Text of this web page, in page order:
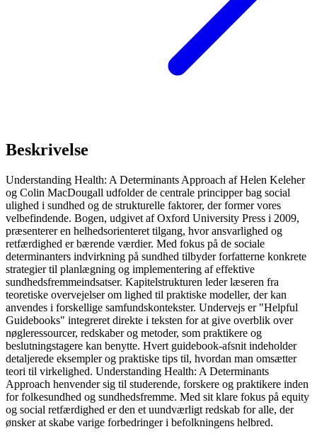
Beskrivelse
Understanding Health: A Determinants Approach af Helen Keleher
og Colin MacDougall udfolder de centrale principper bag social
ulighed i sundhed og de strukturelle faktorer, der former vores
velbefindende. Bogen, udgivet af Oxford University Press i 2009,
præsenterer en helhedsorienteret tilgang, hvor ansvarlighed og
retfærdighed er bærende værdier. Med fokus på de sociale
determinanters indvirkning på sundhed tilbyder forfatterne konkrete
strategier til planlægning og implementering af effektive
sundhedsfremmeindsatser. Kapitelstrukturen leder læseren fra
teoretiske overvejelser om lighed til praktiske modeller, der kan
anvendes i forskellige samfundskontekster. Undervejs er "Helpful
Guidebooks" integreret direkte i teksten for at give overblik over
nøgleressourcer, redskaber og metoder, som praktikere og
beslutningstagere kan benytte. Hvert guidebook-afsnit indeholder
detaljerede eksempler og praktiske tips til, hvordan man omsætter
teori til virkelighed. Understanding Health: A Determinants
Approach henvender sig til studerende, forskere og praktikere inden
for folkesundhed og sundhedsfremme. Med sit klare fokus på equity
og social retfærdighed er den et uundværligt redskab for alle, der
ønsker at skabe varige forbedringer i befolkningens helbred.